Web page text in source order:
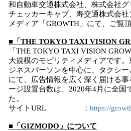
和自動車交通株式会社、株式会社
チェッカーキャブ、寿交通株式会
メディア「GROWTH」にて、ご覧
■「THE TOKYO TAXI VISION
「THE TOKYO TAXI VISION
大規模のモビリティメディアです
ジネスパーソンを中心に、タクシ
にて、広告情報を広く深く届ける
ージ設置台数は、2020年4月に全国
た。
サイトURL ： https://
■「GIZMODO」について